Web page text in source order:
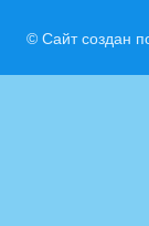
© Сайт создан